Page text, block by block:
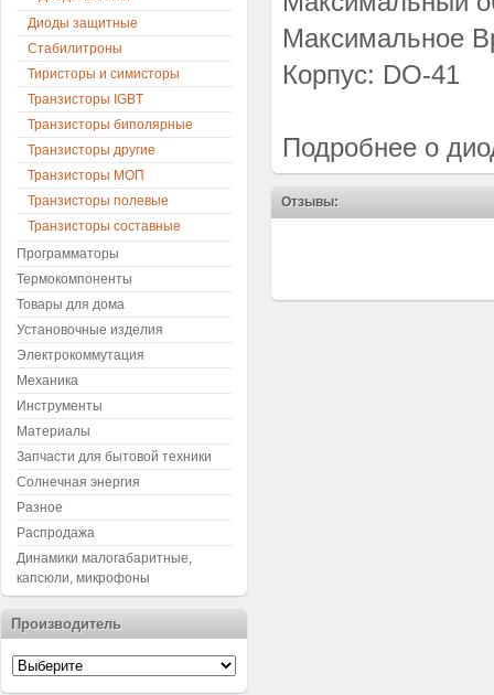
Максимальное
Корпус: DO-41
Подробнее о
Отзывы:
Диоды защитные
Стабилитроны
Тиристоры и симисторы
Транзисторы IGBT
Транзисторы биполярные
Транзисторы другие
Транзисторы МОП
Транзисторы полевые
Транзисторы составные
Программаторы
Термокомпоненты
Товары для дома
Установочные изделия
Электрокоммутация
Механика
Инструменты
Материалы
Запчасти для бытовой техники
Солнечная энергия
Разное
Распродажа
Динамики малогабаритные,
капсюли, микрофоны
Производитель